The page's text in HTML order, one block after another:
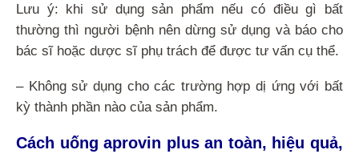
Lưu ý: khi sử dụng sản phẩm nếu có điều gì bất
thường thì người bệnh nên dừng sử dụng và báo cho
bác sĩ hoặc dược sĩ phụ trách để được tư vấn cụ thể.
– Không sử dụng cho các trường hợp dị ứng với bất
kỳ thành phần nào của sản phẩm.
Cách uống aprovin plus an toàn, hiệu quả,